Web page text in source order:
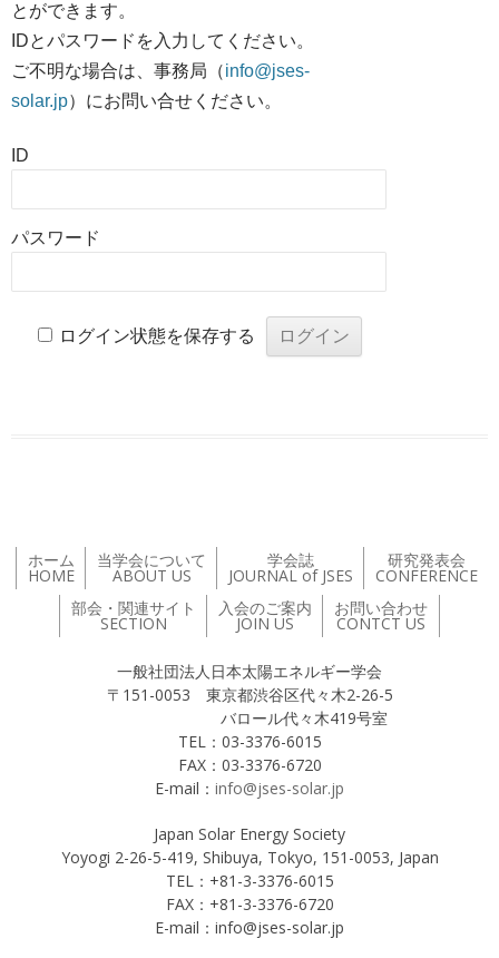
とができます。
IDとパスワードを入力してください。
ご不明な場合は、事務局（info@jses-
solar.jp）にお問い合せください。
ID
パスワード
ログイン状態を保存する
ホーム
HOME
当学会について
ABOUT US
学会誌
JOURNAL of JSES
研究発表会
CONFERENCE
部会・関連サイト
SECTION
入会のご案内
JOIN US
お問い合わせ
CONTCT US
一般社団法人日本太陽エネルギー学会
〒151-0053 東京都渋谷区代々木2-26-5
バロール代々木419号室
TEL：03-3376-6015
FAX：03-3376-6720
E-mail： info@jses-solar.jp
Japan Solar Energy Society
Yoyogi 2-26-5-419, Shibuya, Tokyo, 151-0053, Japan
TEL：+81-3-3376-6015
FAX：+81-3-3376-6720
E-mail：info@jses-solar.jp